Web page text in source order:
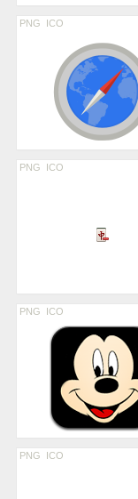
PNG ICO
PNG ICO
PNG ICO
PNG ICO